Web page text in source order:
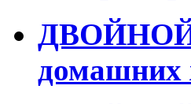
ДВОЙНОЙ
домашних